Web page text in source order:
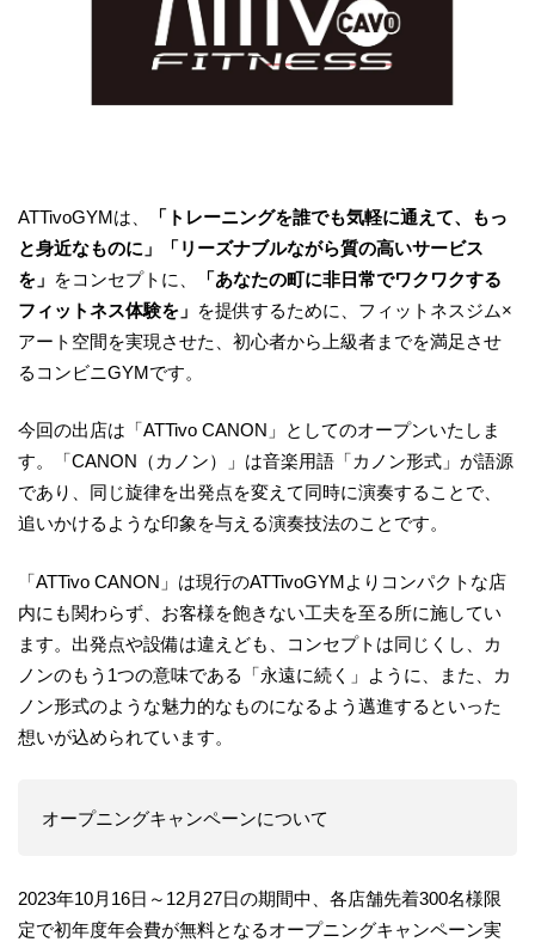
ATTivoGYMは、
「トレーニングを誰でも気軽に通えて、もっ
と身近なものに」「リーズナブルながら質の高いサービス
を」 をコンセプトに、
「あなたの町に非日常でワクワクする
フィットネス体験を」 を提供するために、フィットネスジム×
アート空間を実現させた、初心者から上級者までを満足させ
るコンビニGYMです。
今回の出店は「ATTivo CANON」としてのオープンいたしま
す。「CANON（カノン）」は音楽用語「カノン形式」が語源
であり、同じ旋律を出発点を変えて同時に演奏することで、
追いかけるような印象を与える演奏技法のことです。
「ATTivo CANON」は現行のATTivoGYMよりコンパクトな店
内にも関わらず、お客様を飽きない工夫を至る所に施してい
ます。出発点や設備は違えども、コンセプトは同じくし、カ
ノンのもう1つの意味である「永遠に続く」ように、また、カ
ノン形式のような魅力的なものになるよう邁進するといった
想いが込められています。
オープニングキャンペーンについて
2023年10月16日～12月27日の期間中、各店舗先着300名様限
定で初年度年会費が無料となるオープニングキャンペーン実